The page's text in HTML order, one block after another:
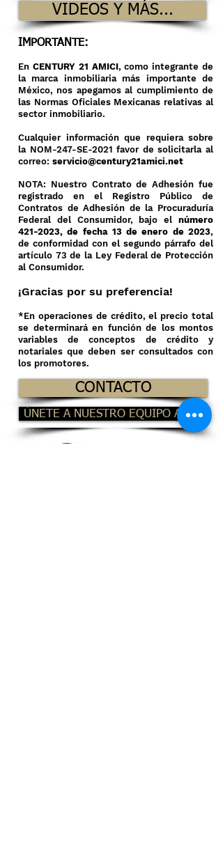
VIDEOS Y MÁS...
IMPORTANTE:
En CENTURY 21 AMICI, como integrante de
la marca inmobiliaria más importante de
México, nos apegamos al cumplimiento de
las Normas Oficiales Mexicanas relativas al
sector inmobiliario.
Cualquier información que requiera sobre
la NOM-247-SE-2021 favor de solicitarla al
correo: servicio@century21amici.net
NOTA: Nuestro Contrato de Adhesión fue
registrado en el Registro Público de
Contratos de Adhesión de la Procuraduría
Federal del Consumidor, bajo el número
421-2023, de fecha 13 de enero de 2023,
de conformidad con el segundo párrafo del
artículo 73 de la Ley Federal de Protección
al Consumidor.
¡Gracias por su preferencia!
*En operaciones de crédito, el precio total
se determinará en función de los montos
variables de conceptos de crédito y
notariales que deben ser consultados con
los promotores.
CONTACTO
ÚNETE A NUESTRO EQUIPO AMICI